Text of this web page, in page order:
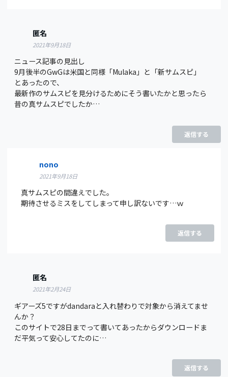
匿名
2021年9月18日
ニュース記事の見出し
9月後半のGwGは米国と同様「Mulaka」と「新サムスピ」
とあったので、
最新作のサムスピを見分けるためにそう書いたかと思ったら
昔の真サムスピでしたか…
返信する
nono
2021年9月18日
真サムスピの間違えでした。
期待させるミスをしてしまって申し訳ないです…ｗ
返信する
匿名
2021年2月24日
ギアーズ5ですがdandaraと入れ替わりで対象から消えてませ
んか？
このサイトで28日までって書いてあったからダウンロードま
だ平気って安心してたのに…
返信する